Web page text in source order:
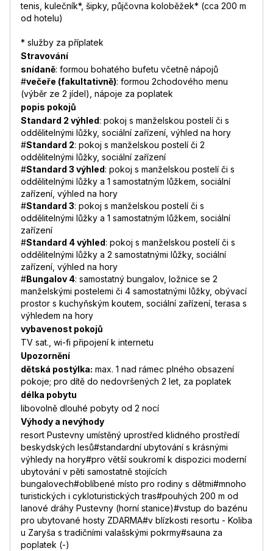
tenis, kulečník*, šipky, půjčovna koloběžek* (cca 200 m
od hotelu)
* služby za příplatek
Stravování
snídaně: formou bohatého bufetu včetně nápojů
#večeře (fakultativně): formou 2chodového menu
(výběr ze 2 jídel), nápoje za poplatek
popis pokojů
Standard 2 výhled: pokoj s manželskou postelí či s
oddělitelnými lůžky, sociální zařízení, výhled na hory
#Standard 2: pokoj s manželskou postelí či 2
oddělitelnými lůžky, sociální zařízení
#Standard 3 výhled: pokoj s manželskou postelí či s
oddělitelnými lůžky a 1 samostatným lůžkem, sociální
zařízení, výhled na hory
#Standard 3: pokoj s manželskou postelí či s
oddělitelnými lůžky a 1 samostatným lůžkem, sociální
zařízení
#Standard 4 výhled: pokoj s manželskou postelí či s
oddělitelnými lůžky a 2 samostatnými lůžky, sociální
zařízení, výhled na hory
#Bungalov 4: samostatný bungalov, ložnice se 2
manželskými postelemi či 4 samostatnými lůžky, obývací
prostor s kuchyňským koutem, sociální zařízení, terasa s
výhledem na hory
vybavenost pokojů
TV sat., wi-fi připojení k internetu
Upozornění
dětská postýlka: max. 1 nad rámec plného obsazení
pokoje; pro dítě do nedovršených 2 let, za poplatek
délka pobytu
libovolně dlouhé pobyty od 2 nocí
Výhody a nevýhody
resort Pustevny umístěný uprostřed klidného prostředí
beskydských lesů#standardní ubytování s krásnými
výhledy na hory#pro větší soukromí k dispozici moderní
ubytování v pěti samostatně stojících
bungalovech#oblíbené místo pro rodiny s dětmi#mnoho
turistických i cykloturistických tras#pouhých 200 m od
lanové dráhy Pustevny (horní stanice)#vstup do bazénu
pro ubytované hosty ZDARMA#v blízkosti resortu - Koliba
u Zaryša s tradičními valašskými pokrmy#sauna za
poplatek (-)